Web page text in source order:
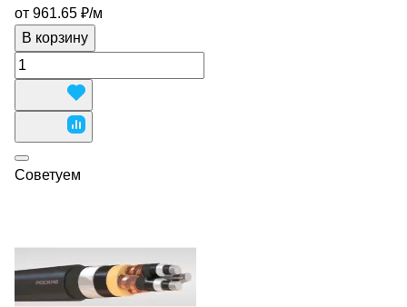
от 961.65 ₽/м
В корзину
Советуем